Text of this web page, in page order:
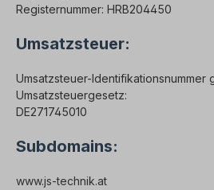
Registernummer: HRB204450
Umsatzsteuer:
Umsatzsteuer-Identifikationsnummer
Umsatzsteuergesetz:
DE271745010
Subdomains:
www.js-technik.at